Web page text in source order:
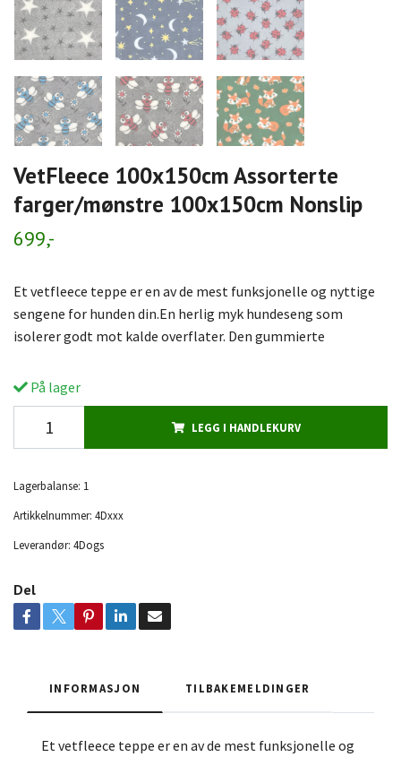
VetFleece 100x150cm Assorterte
farger/mønstre 100x150cm Nonslip
699,-
Et vetfleece teppe er en av de mest funksjonelle og nyttige
sengene for hunden din.En herlig myk hundeseng som
isolerer godt mot kalde overflater. Den gummierte
På lager
LEGG I HANDLEKURV
Lagerbalanse: 1
Artikkelnummer: 4Dxxx
Leverandør: 4Dogs
Del
INFORMASJON TILBAKEMELDINGER
Et vetfleece teppe er en av de mest funksjonelle og